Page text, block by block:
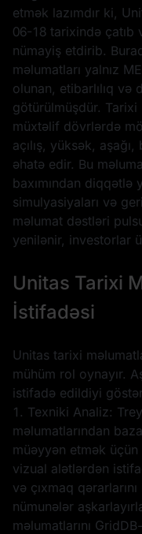
etmək lazımdır ki,
06-18 tarixində çatıb
nümayiş etdirib.
məlumatları yalnız
olunan, etibarlılıq
götürülmüşdür. Tarixi
müxtəlif dövrlərdə
açılış, yüksək,
əhatə edir. Bu
baxımından diqqətlə
simulyasiyaları və
məlumat dəstləri
yenilənir, investorlar
Unitas Tarixi
İstifadəsi
Unitas tarixi
mühüm rol oynayır.
istifadə edildiyi
1. Texniki Analiz:
məlumatlarından
müəyyən etmək
vizual alətlərdən
və çıxmaq
nümunələr
məlumatlarını